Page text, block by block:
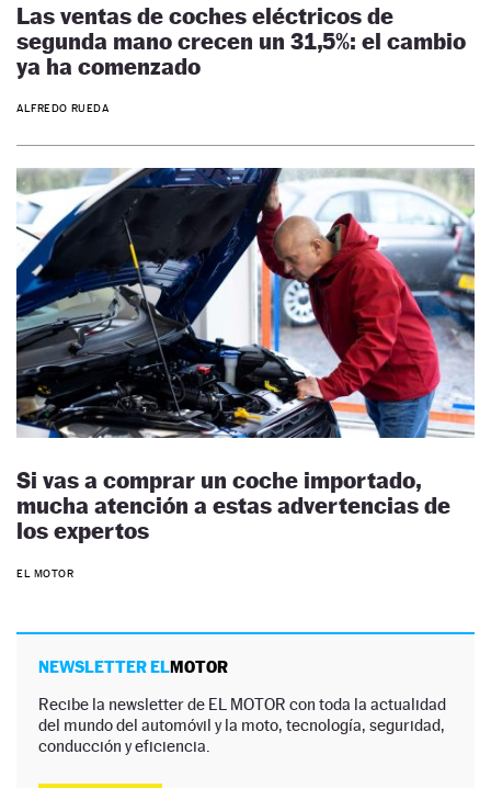
Las ventas de coches eléctricos de
segunda mano crecen un 31,5%: el cambio
ya ha comenzado
ALFREDO RUEDA
Si vas a comprar un coche importado,
mucha atención a estas advertencias de
los expertos
EL MOTOR
NEWSLETTER ELMOTOR
Recibe la newsletter de EL MOTOR con toda la actualidad
del mundo del automóvil y la moto, tecnología, seguridad,
conducción y eficiencia.